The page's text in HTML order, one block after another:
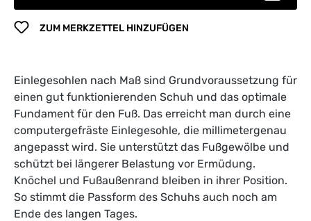
ZUM MERKZETTEL HINZUFÜGEN
Einlegesohlen nach Maß sind Grundvoraussetzung für
einen gut funktionierenden Schuh und das optimale
Fundament für den Fuß. Das erreicht man durch eine
computergefräste Einlegesohle, die millimetergenau
angepasst wird. Sie unterstützt das Fußgewölbe und
schützt bei längerer Belastung vor Ermüdung.
Knöchel und Fußaußenrand bleiben in ihrer Position.
So stimmt die Passform des Schuhs auch noch am
Ende des langen Tages.